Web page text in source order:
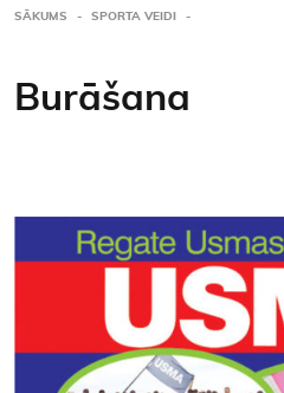
SĀKUMS SPORTA VEIDI
Burāšana